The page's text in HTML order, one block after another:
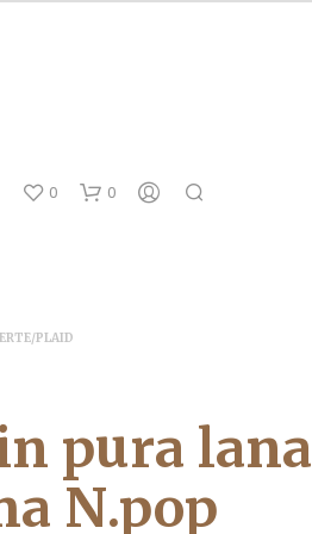
0 0
PLAID
pura lana
N.pop